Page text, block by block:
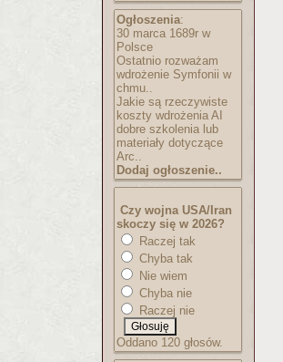
Ogłoszenia:
30 marca 1689r w
Polsce
Ostatnio rozważam
wdrożenie Symfonii w
chmu..
Jakie są rzeczywiste
koszty wdrożenia AI
dobre szkolenia lub
materiały dotyczące
Arc..
Dodaj ogłoszenie..
Czy wojna USA/Iran
skoczy się w 2026?
Raczej tak
Chyba tak
Nie wiem
Chyba nie
Raczej nie
Oddano 120 głosów.